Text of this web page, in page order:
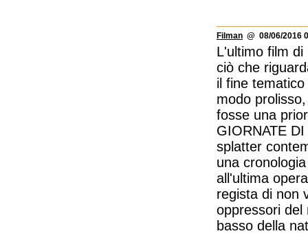
Filman @ 08/06/2016
L'ultimo film
ciò che
il fine
modo
fosse una
GIORNATE
splatter
una
all'ultima
regista di non
oppressori del
basso della